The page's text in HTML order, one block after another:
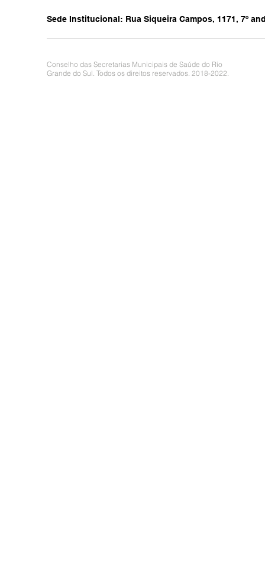
Sede Institucional: Rua Siqueira Campos, 1171, 7º
Conselho das Secretarias Municipais de Saúde do Rio
Grande do Sul. Todos os direitos reservados. 2018-2022.